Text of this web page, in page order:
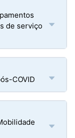
de serviço
COVID